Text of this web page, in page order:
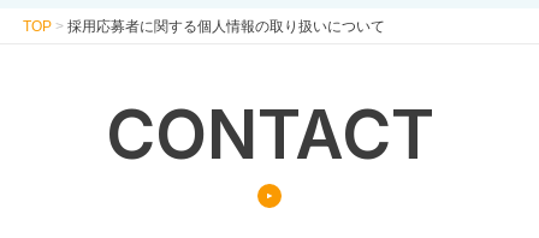
TOP> 採用応募者に関する個人情報の取り扱いについて
CONTACT